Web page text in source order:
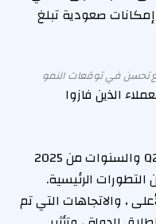
يعني إمكانات صعودية تبلغ
الذين فازوا
قامت الشركة بتعديل تقديراتها لـ Q2 والسنوات من 2025
من التطورات الرئيسية.
، والاتجاهات التي تم